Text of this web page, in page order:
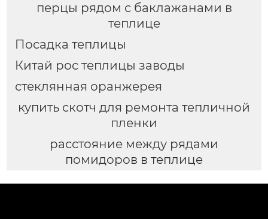
перцы рядом с баклажанами в
теплице
Посадка теплицы
Китай рос теплицы заводы
стеклянная оранжерея
купить скотч для ремонта тепличной
пленки
расстояние между рядами
помидоров в теплице